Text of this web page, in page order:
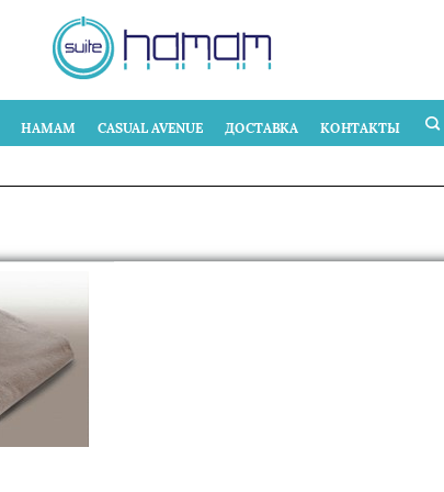
HAMAM CASUAL AVENUE ДОСТАВКА КОНТАКТЫ